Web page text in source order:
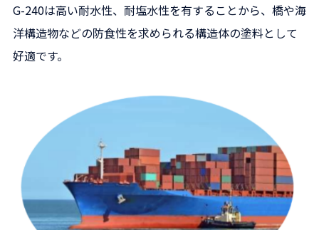
G-240は高い耐水性、耐塩水性を有することから、橋や海
洋構造物などの防食性を求められる構造体の塗料として
好適です。